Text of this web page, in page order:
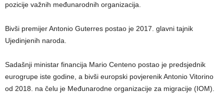
pozicije važnih međunarodnih organizacija.
Bivši premijer Antonio Guterres postao je 2017. glavni tajnik
Ujedinjenih naroda.
Sadašnji ministar financija Mario Centeno postao je predsjednik
eurogrupe iste godine, a bivši europski povjerenik Antonio Vitorino
od 2018. na čelu je Međunarodne organizacije za migracije (IOM).